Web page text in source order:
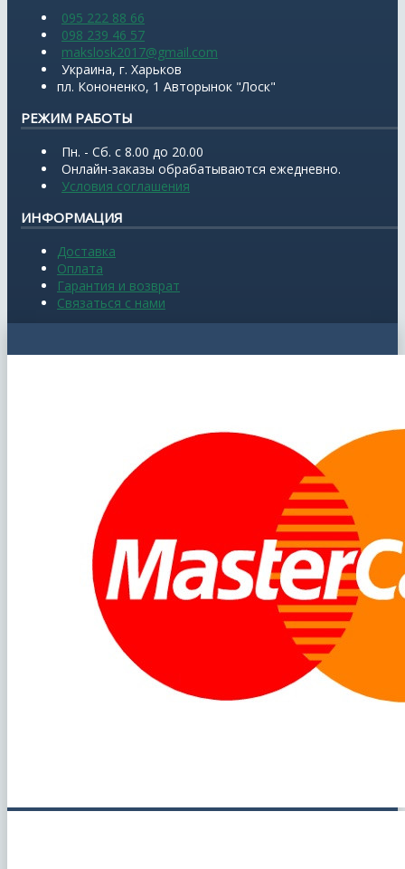
095 222 88 66
098 239 46 57
makslosk2017@gmail.com
Украина, г. Харьков
пл. Кононенко, 1 Авторынок "Лоск"
РЕЖИМ РАБОТЫ
Пн. - Сб. с 8.00 до 20.00
Онлайн-заказы обрабатываются ежедневно.
Условия соглашения
ИНФОРМАЦИЯ
Доставка
Оплата
Гарантия и возврат
Связаться с нами